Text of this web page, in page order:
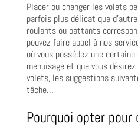
Placer ou changer les volets
parfois plus délicat que
roulants ou battants
pouvez faire appel à nos
où vous possédez une
menuisage et que vous
volets, les suggestions
tâche…
Pourquoi opter